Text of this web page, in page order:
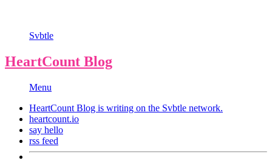
Svbtle
HeartCount Blog
Menu
HeartCount Blog is writing on the Svbtle network.
heartcount.io
say hello
rss feed